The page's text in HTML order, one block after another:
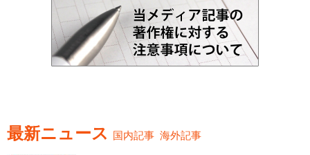
最新ニュース 国内記事 海外記事